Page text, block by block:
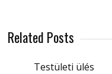
Related Posts
Testületi ülés